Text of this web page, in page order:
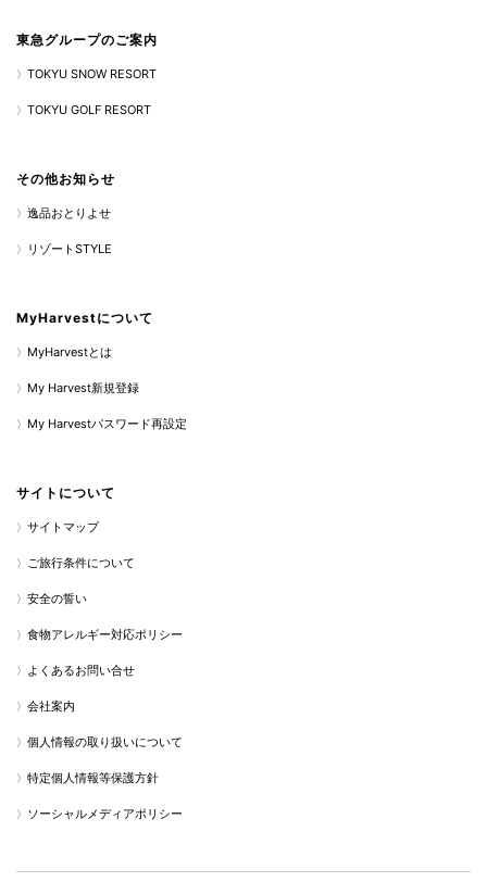
東急グループのご案内
TOKYU SNOW RESORT
TOKYU GOLF RESORT
その他お知らせ
逸品おとりよせ
リゾートSTYLE
MyHarvestについて
MyHarvestとは
My Harvest新規登録
My Harvestパスワード再設定
サイトについて
サイトマップ
ご旅行条件について
安全の誓い
食物アレルギー対応ポリシー
よくあるお問い合せ
会社案内
個人情報の取り扱いについて
特定個人情報等保護方針
ソーシャルメディアポリシー